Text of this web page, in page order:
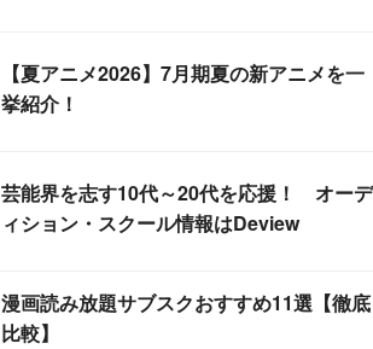
【夏アニメ2026】7月期夏の新アニメを一
挙紹介！
芸能界を志す10代～20代を応援！ オーデ
ィション・スクール情報はDeview
漫画読み放題サブスクおすすめ11選【徹底
比較】